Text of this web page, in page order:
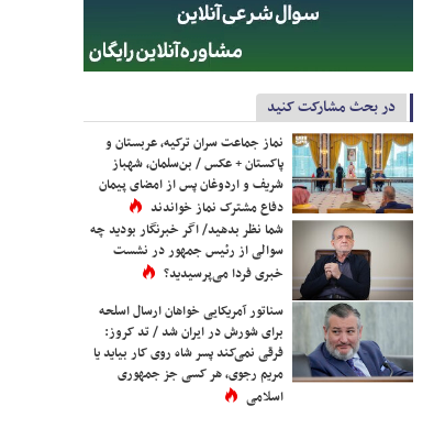
در بحث مشارکت کنید
نماز جماعت سران ترکیه، عربستان و
پاکستان + عکس / بن‌سلمان، شهباز
شریف و اردوغان پس از امضای پیمان
دفاع مشترک نماز خواندند
شما نظر بدهید/ اگر خبرنگار بودید چه
سوالی از رئیس جمهور در نشست
خبری فردا می‌پرسیدید؟
سناتور آمریکایی خواهان ارسال اسلحه
برای شورش در ایران شد / تد کروز:
فرقی نمی‌کند پسر شاه روی کار بیاید یا
مریم رجوی، هر کسی جز جمهوری
اسلامی